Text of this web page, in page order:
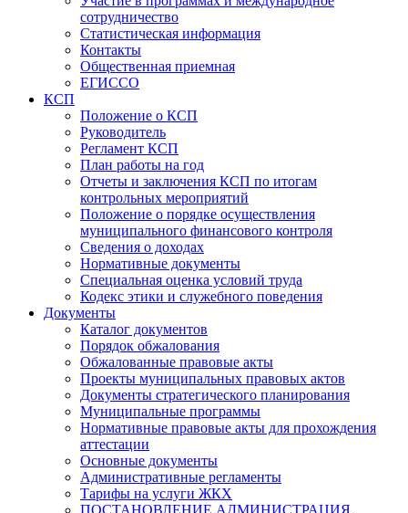
сотрудничество
Статистическая информация
Контакты
Общественная приемная
ЕГИССО
КСП
Положение о КСП
Руководитель
Регламент КСП
План работы на год
Отчеты и заключения КСП по итогам
контрольных мероприятий
Положение о порядке осуществления
муниципального финансового контроля
Сведения о доходах
Нормативные документы
Специальная оценка условий труда
Кодекс этики и служебного поведения
Документы
Каталог документов
Порядок обжалования
Обжалованные правовые акты
Проекты муниципальных правовых актов
Документы стратегического планирования
Муниципальные программы
Нормативные правовые акты для прохождения
аттестации
Основные документы
Административные регламенты
Тарифы на услуги ЖКХ
ПОСТАНОВЛЕНИЕ АДМИНИСТРАЦИЯ